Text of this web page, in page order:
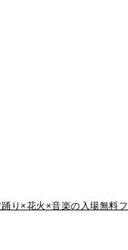
り×花火×音楽の入場無料